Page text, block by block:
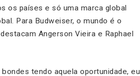
os países e só uma marca global
Para Budweiser, o mundo é o
Angerson Vieira e Raphael
tendo aquela oportunidade, eu